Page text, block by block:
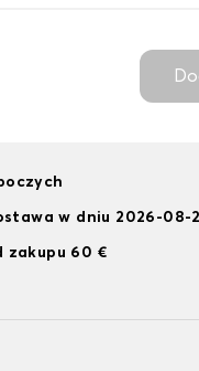
w dniu 2026-08-
zakupu 60 €